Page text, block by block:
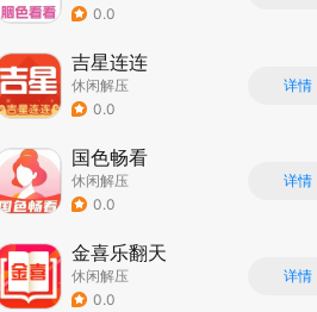
0.0
吉星连连
休闲解压
0.0
详情
国色畅看
休闲解压
0.0
详情
金喜乐翻天
休闲解压
0.0
详情